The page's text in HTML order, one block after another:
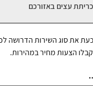
עצים באזורכם
את סוג השירות הדרושה
הצעות מחיר במהירות.